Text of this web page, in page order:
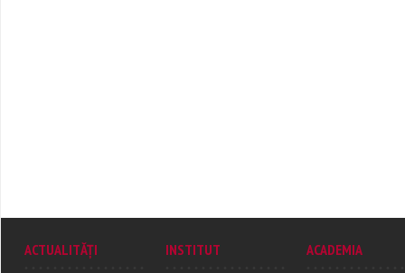
ACTUALITĂȚI
INSTITUT
ACADEMIA